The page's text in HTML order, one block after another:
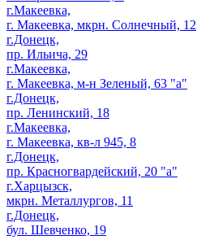
г.Макеевка,
г. Макеевка, мкрн. Солнечный, 12
г.Донецк,
пр. Ильича, 29
г.Макеевка,
г. Макеевка, м-н Зеленый, 63 "а"
г.Донецк,
пр. Ленинский, 18
г.Макеевка,
г. Макеевка, кв-л 945, 8
г.Донецк,
пр. Красногвардейский, 20 "а"
г.Харцызск,
мкрн. Металлургов, 11
г.Донецк,
бул. Шевченко, 19